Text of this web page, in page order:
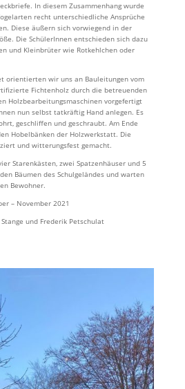
In diesem Zusammenhang wurde
recht unterschiedliche Ansprüche
Diese äußern sich vorwiegend in der
Die SchülerInnen entschieden sich dazu
und Kleinbrüter wie Rotkehlchen oder
orientierten wir uns an Bauleitungen vom
Fichtenholz durch die betreuenden
Holzbearbeitungsmaschinen vorgefertigt
nun selbst tatkräftig Hand anlegen. Es
geschliffen und geschraubt. Am Ende
Hobelbänken der Holzwerkstatt. Die
und witterungsfest gemacht.
Starenkästen, zwei Spatzenhäuser und 5
Bäumen des Schulgeländes und warten
Bewohner.
– November 2021
und Frederik Petschulat